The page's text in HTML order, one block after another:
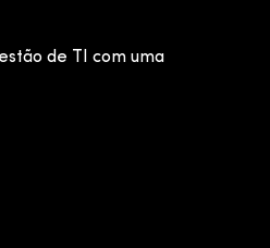
de TI com uma